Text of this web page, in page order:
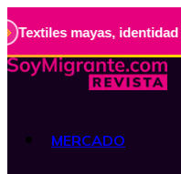
identidad viva. •
MERCADO